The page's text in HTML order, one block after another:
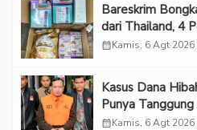
Bareskrim
dari Thailand, 4
calendar_monthKamis, 6 Agt 2026
Kasus Dana
Punya
calendar_monthKamis, 6 Agt 2026